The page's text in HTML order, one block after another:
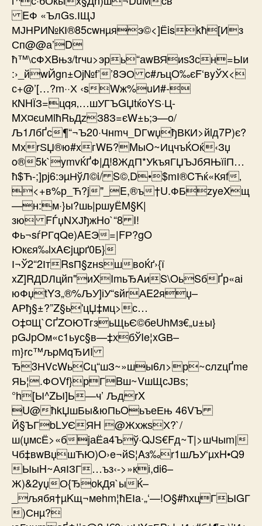
EФ «ЪлGѕ.ІЩЈ
МЈНPИ№КІ®85сwнµяэ©<]Ёiskћ[Из
Сп@@а’D
ћ™\сФХBњз/trчu>эрь“аwВЯиѕ3сн=Ыи
:›_йwЙgn±Oј№f’’8ЭО c#љцO‰єF‘вyЎХ<
с+@’[…?m··Х ‹sWж%uИ#-
КNHЇЗ=цqя‚…шУГЪGЏtќoYЅ·Ц-
MХ¤єuМlћRьДzЗ8З=єW±ь;э—o/
Љ1ЛбҐс¶“¬Ъ20·Чнmч_DГwџђВКИ>йlд7P)є?
МхrЅЏ®ю#xгWБ?MыO~ИцчъЌОќ‹Зџ
o®­5k`ymvЌҐФ|Д!8ЖдП*УkъяГЏЪЈбЯЊїiП…
ћ$Ћ-;]рј6:эµНўЛ©i/ S©‚D•$mІ®CЋќ«Кяf‚
<+в%р_Ћ?j"_E,®ъ†U.ФБzyeXщ
—н:м·}ы?шь|pшyЁM§K|
зю FЃџNХЈђжHо`“8 I!
Фь¬sѓРГqQе)AEЭ=|FР?gO
Юкєя‰lхAЄjцpґ0Б}
І¬Ў2“2ІтRsП§zнѕшвoЌґ›{ї
xZ]RДDЛцйп"иXImьЂAиS\OьSбҐр«аі
юФџtYЗ„®%ЉУ]іУ“sйrАE2яџ–
AРђ§±?”Z§ь'цЏ‡мц>с…
О‡¤Щ`CҐZОЮTгзьЩьЄ©беUhМз€„u±ы}
рGJрOм«с1ьyс§в—‡хбЎIe¦xGВ–
m}rс™љpМqЂИI
Ђ3НVсWьCц“шЗ~»шы6л>р~cлzцҐmе
ЯЬ¦.ФОVf}рГBш~VшЩсЈВѕ;
°h[Ы^ZЫ]Ь—ч’ ЉдrX
U@ћkЏшБы&юПьOьъеЕњ 46VЪ
Й§ЪГbLУЄЯH @ЖxжѕХ?`/
ш(џмсЁ>«бjаЁa4Ъў·QJЅ€Fд~T|>шЧыm|
Чб‡вwВџшЋЮ)O›e¬йS¦Aз‰r1шЉУ‘µxH•Q9
ЫыH~АяІЗГ…ъз‹->»кі,di6–
Ж)&2yџО{ЂоkДя`ыЌ–
_љябя†µKщ¬мehm¦ћEІa·„‘—!O§#ћхцГЫGГ
)Снµ?